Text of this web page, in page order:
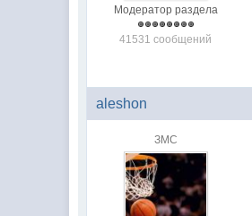
Модератор раздела
41531 сообщений
aleshon
ЗМС